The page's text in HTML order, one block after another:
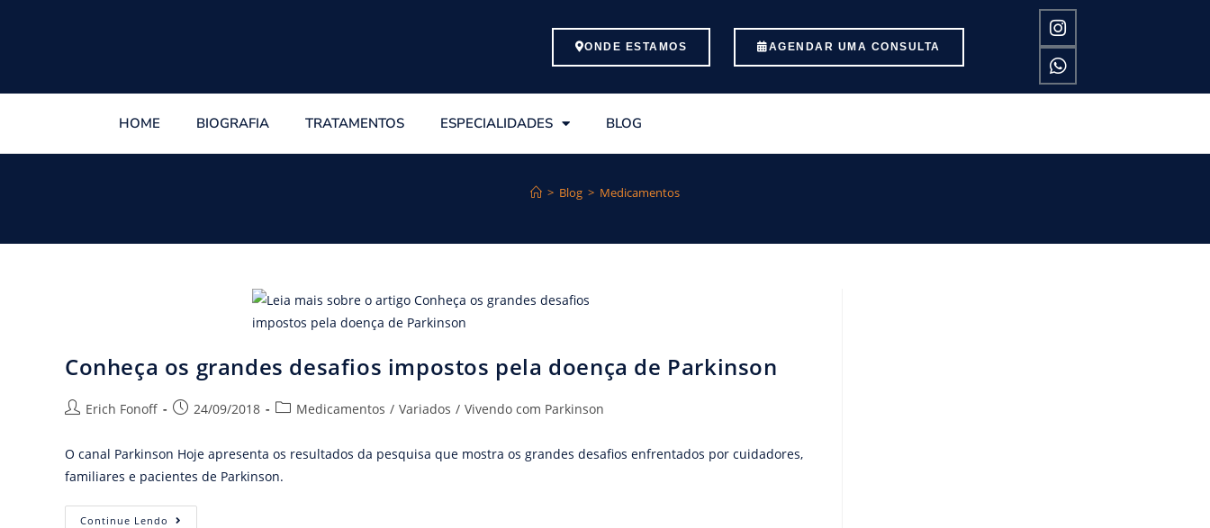
ONDE ESTAMOS AGENDAR UMA CONSULTA
HOME BIOGRAFIA TRATAMENTOS ESPECIALIDADES BLOG
> Blog > Medicamentos
Conheça os grandes desafios impostos pela doença de Parkinson
Erich Fonoff 24/09/2018 Medicamentos / Variados / Vivendo com Parkinson
O canal Parkinson Hoje apresenta os resultados da pesquisa que mostra os grandes desafios enfrentados por cuidadores,
familiares e pacientes de Parkinson.
Continue Lendo